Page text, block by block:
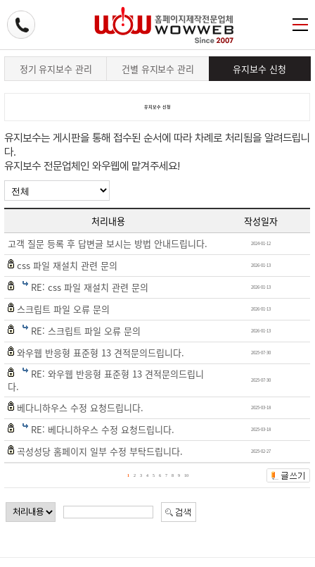
정기 유지보수 관리 건별 유지보수 관리 유지보수 신청
유지보수 신청
유지보수는 게시판을 통해 접수된 순서에 따라 차례로 처리됨을 알려드립니
다.
유지보수 전문업체인 와우웹에 맡겨주세요!
처리내용
작성일자
고객 질문 등록 후 답변글 보시는 방법 안내드립니다.
2024-01-12
css 파일 재설치 관련 문의 2026-01-13
RE: css 파일 재설치 관련 문의 2026-01-13
스크립트 파일 오류 문의 2026-01-13
RE: 스크립트 파일 오류 문의 2026-01-13
와우웹 반응형 표준형 13 견적문의드립니다. 2025-07-30
RE: 와우웹 반응형 표준형 13 견적문의드립니
다.
2025-07-30
베다니하우스 수정 요청드립니다. 2025-03-18
RE: 베다니하우스 수정 요청드립니다. 2025-03-18
곡성성당 홈페이지 일부 수정 부탁드립니다. 2025-02-27
1 2 3 4 5 6 7 8 9 10